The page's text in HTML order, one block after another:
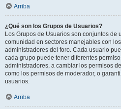
Arriba
¿Qué son los Grupos de Usuarios?
Los Grupos de Usuarios son conjuntos de
comunidad en sectores manejables con
administradores del foro. Cada usuario
cada grupo puede tener diferentes
administradores, a cambiar los permisos
como los permisos de moderador, o
usuarios.
Arriba